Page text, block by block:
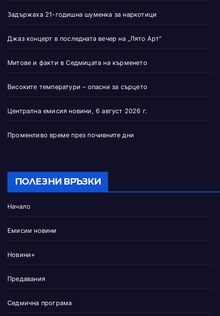
Задържаха 21-годишна шуменка за наркотици
Джаз концерт в последната вечер на „Лято Арт“
Митове и факти в Седмицата на кърменето
Високите температури – опасни за сърцето
Централна емисия новини, 6 август 2026 г.
Променливо време през почивните дни
ПОЛЕЗНИ ВРЪЗКИ
Начало
Емисии новини
Новини+
Предавания
Седмична програма